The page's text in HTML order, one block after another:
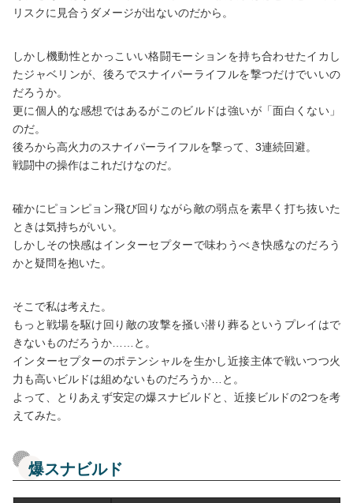
リスクに見合うダメージが出ないのだから。
しかし機動性とかっこいい格闘モーションを持ち合わせたイカし
たジャベリンが、後ろでスナイパーライフルを撃つだけでいいの
だろうか。
更に個人的な感想ではあるがこのビルドは強いが「面白くない」
のだ。
後ろから高火力のスナイパーライフルを撃って、3連続回避。
戦闘中の操作はこれだけなのだ。
確かにピョンピョン飛び回りながら敵の弱点を素早く打ち抜いた
ときは気持ちがいい。
しかしその快感はインターセプターで味わうべき快感なのだろう
かと疑問を抱いた。
そこで私は考えた。
もっと戦場を駆け回り敵の攻撃を掻い潜り葬るというプレイはで
きないものだろうか……と。
インターセプターのポテンシャルを生かし近接主体で戦いつつ火
力も高いビルドは組めないものだろうか…と。
よって、とりあえず安定の爆スナビルドと、近接ビルドの2つを考
えてみた。
爆スナビルド